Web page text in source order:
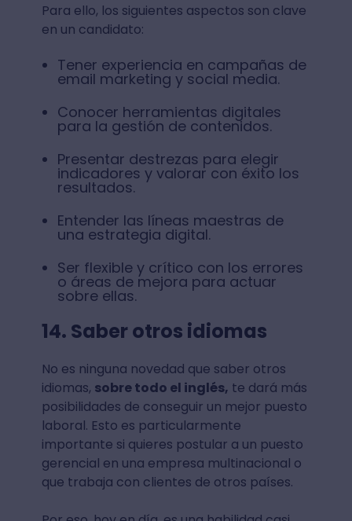
Para ello, los siguientes aspectos son clave
en un candidato:
Tener experiencia en campañas de
email marketing y social media.
Conocer herramientas digitales
para la gestión de contenidos.
Presentar destrezas para elegir
indicadores y valorar con éxito los
resultados.
Entender las líneas maestras de
una estrategia digital.
Ser flexible y crítico con los errores
o áreas de mejora para actuar
sobre ellas.
14. Saber otros idiomas
No es ninguna novedad que saber otros
idiomas, sobre todo el inglés, te dará más
posibilidades de conseguir un mejor puesto
laboral. Esto es particularmente
importante si quieres postular a un puesto
gerencial en una empresa multinacional o
que trabaja con clientes de otros países.